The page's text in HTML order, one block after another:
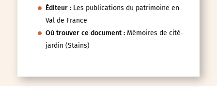
Éditeur : Les publications du patrimoine en
Val de France
Où trouver ce document : Mémoires de cité-
jardin (Stains)